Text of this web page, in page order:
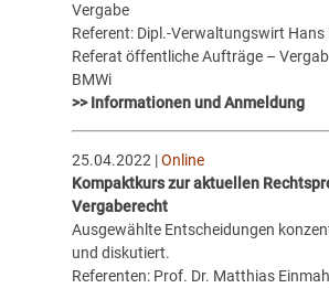
Vergabe
Referent: Dipl.-Verwaltungswirt Hans
Referat öffentliche Aufträge –
BMWi
>> Informationen und Anmeldung
25.04.2022 |Online
Kompaktkurs zur aktuellen
Vergaberecht
Ausgewählte Entscheidungen
und diskutiert.
Referenten: Prof. Dr. Matthias